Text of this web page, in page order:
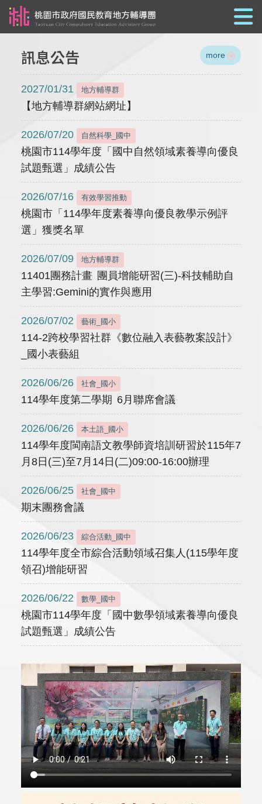
訊息公告 more
2027/01/31 地方輔導群
【地方輔導群網站網址】
2026/07/20 自然科學_國中
桃園市114學年度「國中自然領域素養導向優良
試題甄選」成績公告
2026/07/16 有效學習推動
桃園市「114學年度素養導向優良教學示例評
選」獲獎名單
2026/07/09 地方輔導群
11401團務計畫 團員增能研習(三)-科技輔助自
主學習:Gemini的實作與應用
2026/07/02 藝術_國小
114-2跨校學習社群《數位融入表藝教案設計》
_國小表藝組
2026/06/26 社會_國小
114學年度第二學期 6月聯席會議
2026/06/26 本土語_國小
114學年度閩南語文教學師資培訓研習於115年7
月8日(三)至7月14日(二)09:00-16:00辦理
2026/06/25 社會_國中
期末團務會議
2026/06/23 綜合活動_國中
114學年度全市綜合活動領域召集人(115學年度
領召)增能研習
2026/06/22 數學_國中
桃園市114學年度「國中數學領域素養導向優良
試題甄選」成績公告